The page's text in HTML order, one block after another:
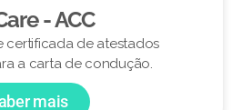
- ACC
certificada de atestados
a carta de condução.
mais